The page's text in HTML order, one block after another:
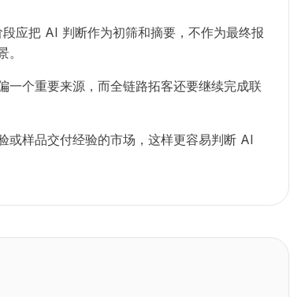
应把 AI 判断作为初筛和摘要，不作为最终报
一个重要来源，而全链路拓客还要继续完成联
或样品交付经验的市场，这样更容易判断 AI